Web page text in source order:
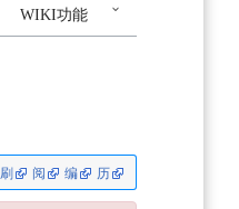
WIKI功能
刷 阅 编 历